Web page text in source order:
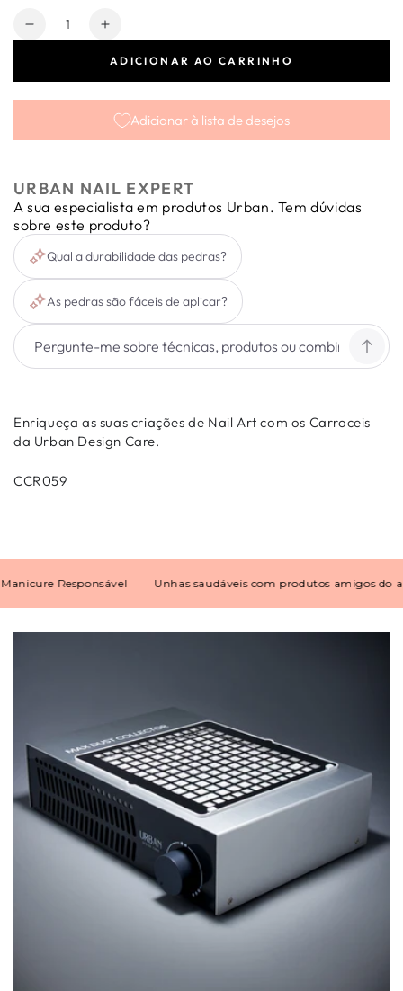
Quantidade
Diminuir
Stone
Aumentar
quantidade
Preciosa
Stone
ADICIONAR AO CARRINHO
Adicionar à lista de desejos
URBAN NAIL EXPERT
A sua especialista em produtos Urban. Tem dúvidas
sobre este produto?
Qual a durabilidade das pedras?
As pedras são fáceis de aplicar?
Enriqueça as suas criações de Nail Art com os Carroceis
da Urban Design Care.
CCR059
Responsável Unhas saudáveis com produtos amigos do